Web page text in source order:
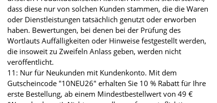
dass diese nur von solchen Kunden stammen, die die Waren
oder Dienstleistungen tatsächlich genutzt oder erworben
haben. Bewertungen, bei denen bei der Prüfung des
Wortlauts Auffälligkeiten oder Hinweise festgestellt werden,
die insoweit zu Zweifeln Anlass geben, werden nicht
veröffentlicht.
11: Nur für Neukunden mit Kundenkonto. Mit dem
Gutscheincode "10NEU26" erhalten Sie 10 % Rabatt für Ihre
erste Bestellung, ab einem Mindestbestellwert von 49 €